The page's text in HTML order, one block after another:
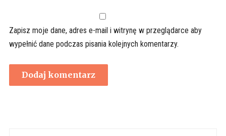
Zapisz moje dane, adres e-mail i witrynę w przeglądarce aby
wypełnić dane podczas pisania kolejnych komentarzy.